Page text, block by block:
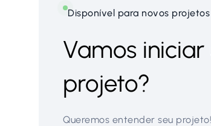
Disponível para novos projetos
Vamos iniciar
projeto?
Queremos entender seu